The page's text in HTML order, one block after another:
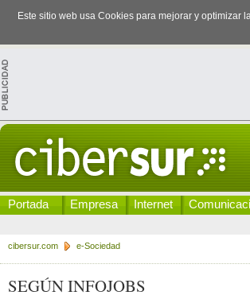
Este sitio web usa Cookies para mejorar y
Portada Empresa Internet
cibersur.com e-Sociedad
SEGÚN INFOJOBS